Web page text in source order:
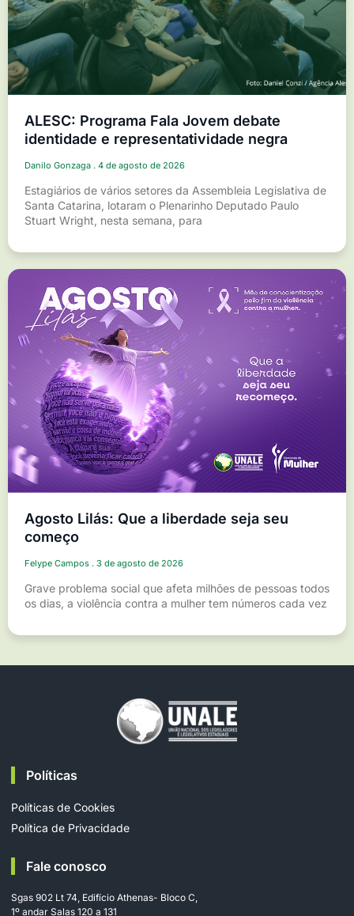
ALESC: Programa Fala Jovem debate
identidade e representatividade negra
Danilo Gonzaga 4 de agosto de 2026
Estagiários de vários setores da Assembleia Legislativa de
Santa Catarina, lotaram o Plenarinho Deputado Paulo
Stuart Wright, nesta semana, para
Agosto Lilás: Que a liberdade seja seu
começo
Felype Campos 3 de agosto de 2026
Grave problema social que afeta milhões de pessoas todos
os dias, a violência contra a mulher tem números cada vez
Políticas
Políticas de Cookies
Política de Privacidade
Fale conosco
Sgas 902 Lt 74, Edifício Athenas- Bloco C,
1º andar Salas 120 a 131